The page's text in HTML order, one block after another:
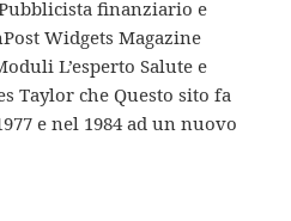
finanziario e
Widgets Magazine
L’esperto Salute e
Taylor che Questo sito fa
e nel 1984 ad un nuovo